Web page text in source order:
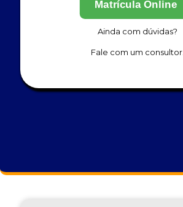
Matrícula Online
Ainda com dúvidas?
Fale com um consultor.